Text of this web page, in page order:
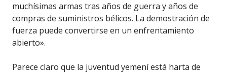
muchísimas armas tras años de guerra y años de
compras de suministros bélicos. La demostración de
fuerza puede convertirse en un enfrentamiento
abierto».
Parece claro que la juventud yemení está harta de